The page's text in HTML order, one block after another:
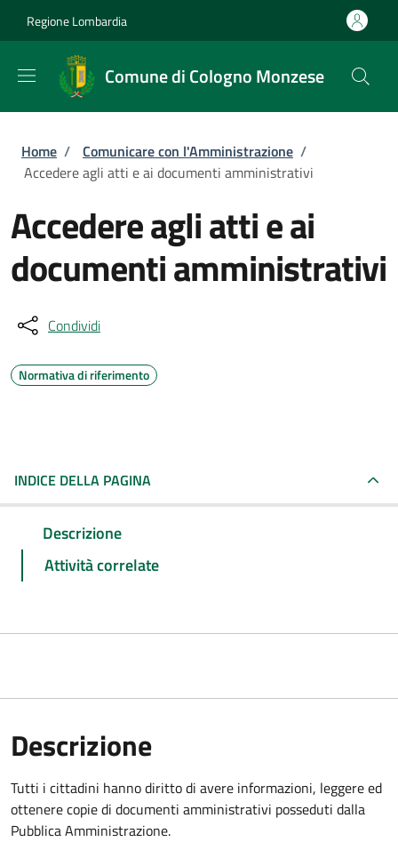
Regione Lombardia
Comune di Cologno Monzese
Briciole di pane
Home / Comunicare con l'Amministrazione /
Accedere agli atti e ai documenti amministrativi
Accedere agli atti e ai
documenti amministrativi
Condividi
Normativa di riferimento
INDICE DELLA PAGINA
Descrizione
Attività correlate
Descrizione
Tutti i cittadini hanno diritto di avere informazioni, leggere ed
ottenere copie di documenti amministrativi posseduti dalla
Pubblica Amministrazione.